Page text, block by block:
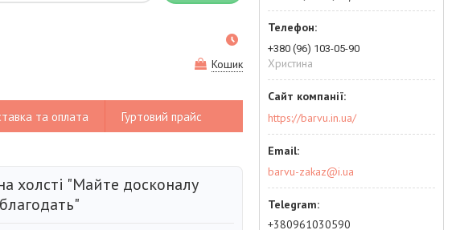
Кошик
та оплата Гуртовий прайс
холсті "Майте досконалу
+380 (96) 103-05-90
Христина
https://barvu.in.ua/
barvu-zakaz@i.ua
+380961030590